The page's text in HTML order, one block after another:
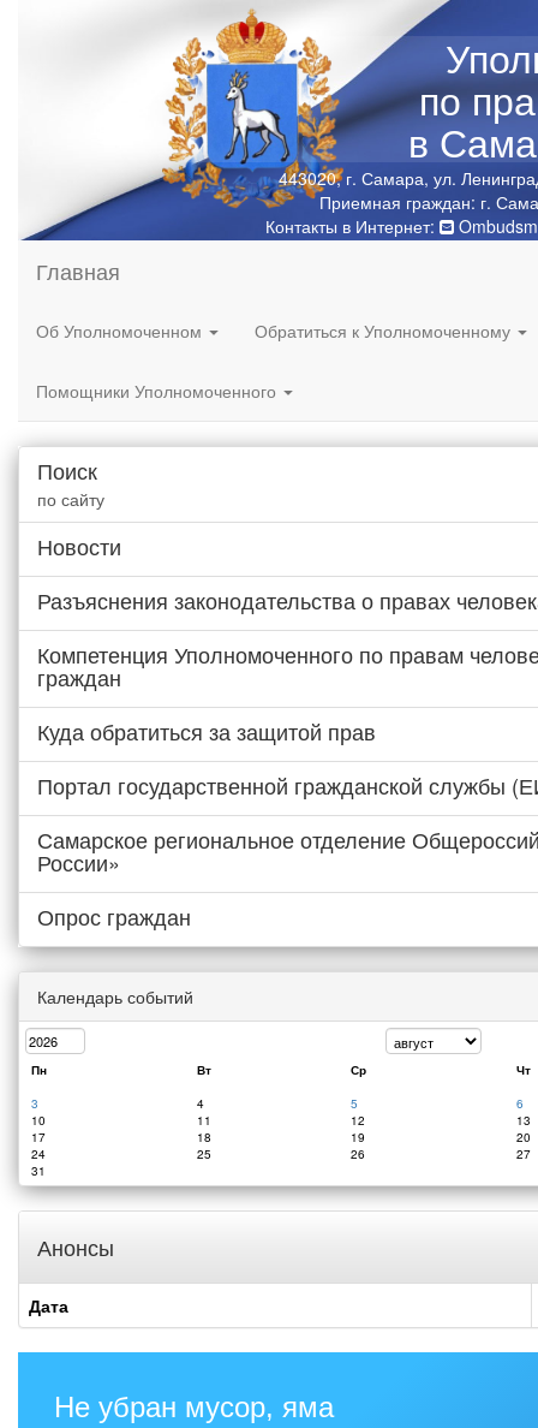
по
в
443020, г. Самара, ул.
Приемная граждан: г.
Контакты в Интернет:
Главная
Об Уполномоченном Обратиться к Уполномоченному
Помощники Уполномоченного
Поиск
по сайту
Новости
Разъяснения законодательства о правах
Компетенция Уполномоченного по правам
граждан
Куда обратиться за защитой прав
Портал государственной гражданской службы
Самарское региональное отделение
России»
Опрос граждан
Календарь событий
Пн Вт Ср
Чт
3
4 5
6
10
11 12
13
17
18 19
20
24
25 26
27
31
Анонсы
Дата
Не убран мусор, яма